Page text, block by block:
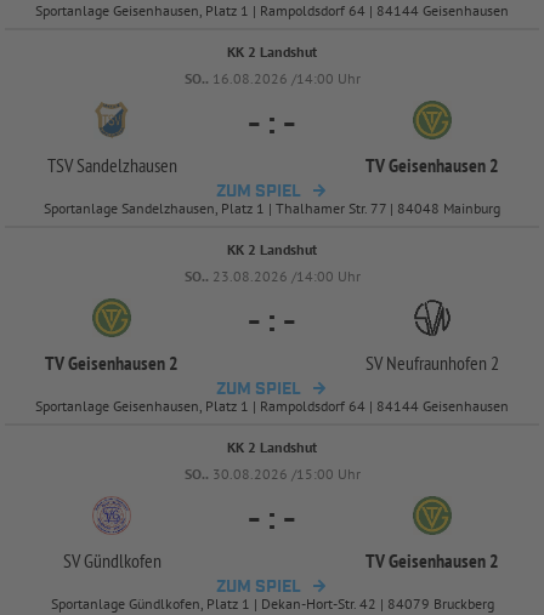
Sportanlage Geisenhausen, Platz 1 | Rampoldsdorf 64 | 84144 Geisenhausen
KK 2 Landshut
SO.. 16.08.2026 /14:00 Uhr
TSV Sandelzhausen
- : -
TV Geisenhausen 2
ZUM SPIEL
Sportanlage Sandelzhausen, Platz 1 | Thalhamer Str. 77 | 84048 Mainburg
KK 2 Landshut
SO.. 23.08.2026 /14:00 Uhr
TV Geisenhausen 2
- : -
SV Neufraunhofen 2
ZUM SPIEL
Sportanlage Geisenhausen, Platz 1 | Rampoldsdorf 64 | 84144 Geisenhausen
KK 2 Landshut
SO.. 30.08.2026 /15:00 Uhr
SV Gündlkofen
- : -
TV Geisenhausen 2
ZUM SPIEL
Sportanlage Gündlkofen, Platz 1 | Dekan-Hort-Str. 42 | 84079 Bruckberg